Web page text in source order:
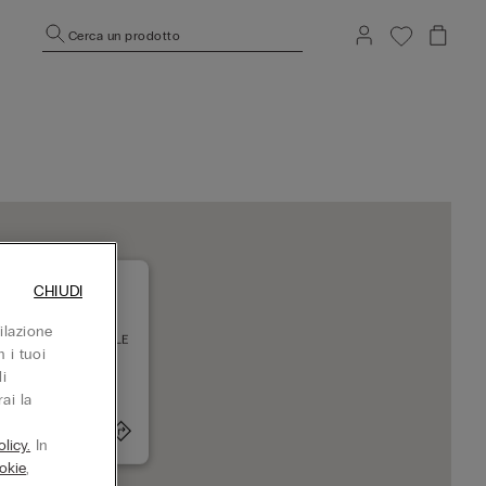
Cerca un prodotto
RUE NATIONALE
TOURS
adesso
i tuoi
la
In
,
CHIUDI